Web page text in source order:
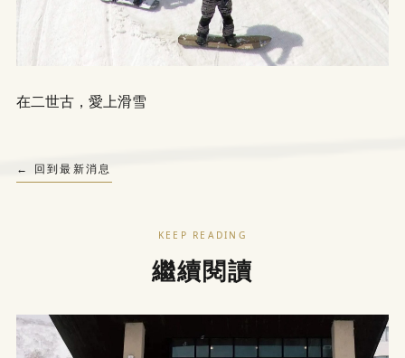
在二世古，愛上滑雪
← 回到最新消息
KEEP READING
繼續閱讀